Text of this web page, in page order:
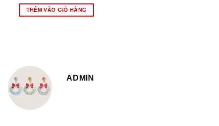
THÊM VÀO GIỎ HÀNG
ADMIN